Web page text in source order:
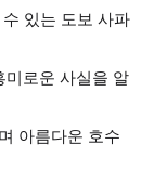
있는 도보 사파
미로운 사실을 알
아름다운 호수